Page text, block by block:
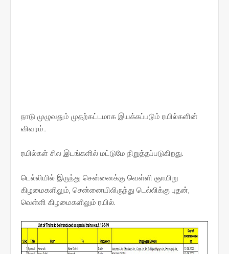
நாடு முழுவதும் முதற்கட்டமாக இயக்கப்படும் ரயில்களின்
விவரம்..
ரயில்கள் சில இடங்களில் மட்டுமே நிறுத்தப்படுகிறது.
டெல்லியில் இருந்து சென்னைக்கு வெள்ளி ஞாயிறு
கிழமைகளிலும், சென்னையிலிருந்து டெல்லிக்கு புதன்,
வெள்ளி கிழமைகளிலும் ரயில்.